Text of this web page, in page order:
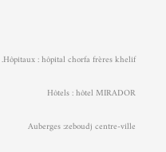
Hôpitaux : hôpital chorfa frères khelif.
Hôtels : hôtel MIRADOR
Auberges :zeboudj centre-ville